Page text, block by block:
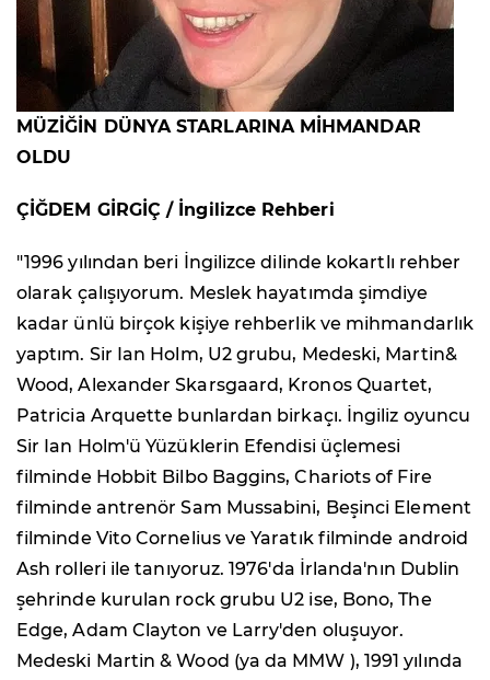
MÜZİĞİN DÜNYA STARLARINA MİHMANDAR
OLDU
ÇİĞDEM GİRGİÇ / İngilizce Rehberi
"1996 yılından beri İngilizce dilinde kokartlı rehber
olarak çalışıyorum. Meslek hayatımda şimdiye
kadar ünlü birçok kişiye rehberlik ve mihmandarlık
yaptım. Sir Ian Holm, U2 grubu, Medeski, Martin&
Wood, Alexander Skarsgaard, Kronos Quartet,
Patricia Arquette bunlardan birkaçı. İngiliz oyuncu
Sir Ian Holm'ü Yüzüklerin Efendisi üçlemesi
filminde Hobbit Bilbo Baggins, Chariots of Fire
filminde antrenör Sam Mussabini, Beşinci Element
filminde Vito Cornelius ve Yaratık filminde android
Ash rolleri ile tanıyoruz. 1976'da İrlanda'nın Dublin
şehrinde kurulan rock grubu U2 ise, Bono, The
Edge, Adam Clayton ve Larry'den oluşuyor.
Medeski Martin & Wood (ya da MMW ), 1991 yılında